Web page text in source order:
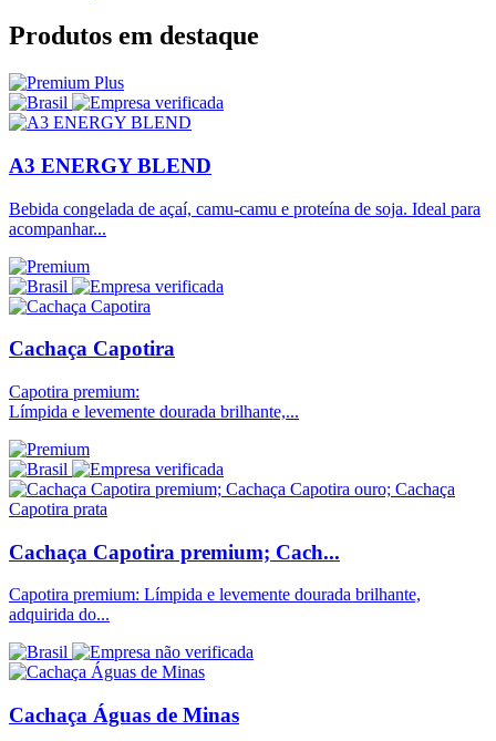
Produtos em destaque
A3 ENERGY BLEND
Bebida congelada de açaí, camu-camu e proteína de soja. Ideal para
acompanhar...
Cachaça Capotira
Capotira premium:
Límpida e levemente dourada brilhante,...
Cachaça Capotira premium; Cach...
Capotira premium: Límpida e levemente dourada brilhante,
adquirida do...
Cachaça Águas de Minas